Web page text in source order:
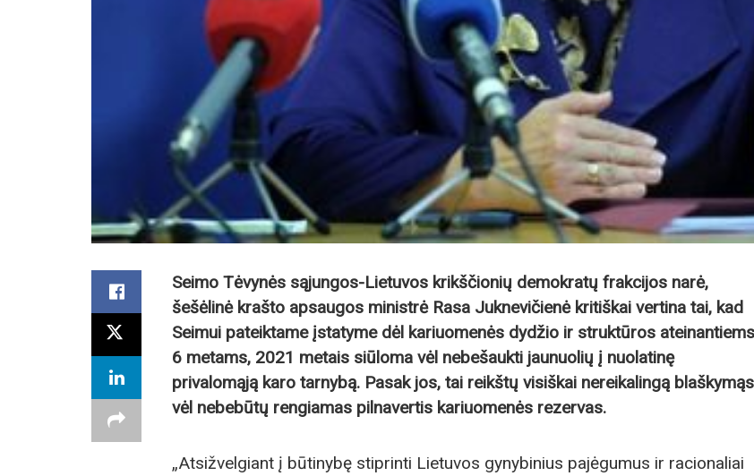
Seimo Tėvynės sąjungos-Lietuvos krikščionių demokratų frakcijos narė,
šešėlinė krašto apsaugos ministrė Rasa Juknevičienė kritiškai vertina tai, kad
Seimui pateiktame įstatyme dėl kariuomenės dydžio ir struktūros ateinantiems
6 metams, 2021 metais siūloma vėl nebešaukti jaunuolių į nuolatinę
privalomąją karo tarnybą. Pasak jos, tai reikštų visiškai nereikalingą
vėl nebebūtų rengiamas pilnavertis kariuomenės rezervas.
„Atsižvelgiant į būtinybę stiprinti Lietuvos gynybinius pajėgumus ir racionaliai